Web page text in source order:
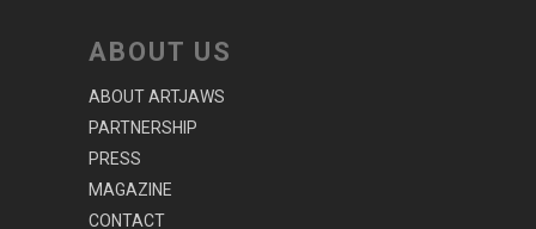
ABOUT US
ABOUT ARTJAWS
PARTNERSHIP
PRESS
MAGAZINE
CONTACT